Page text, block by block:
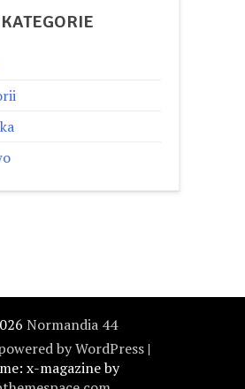
KATEGORIE
Normandia 44
by WordPress |
x-magazine by